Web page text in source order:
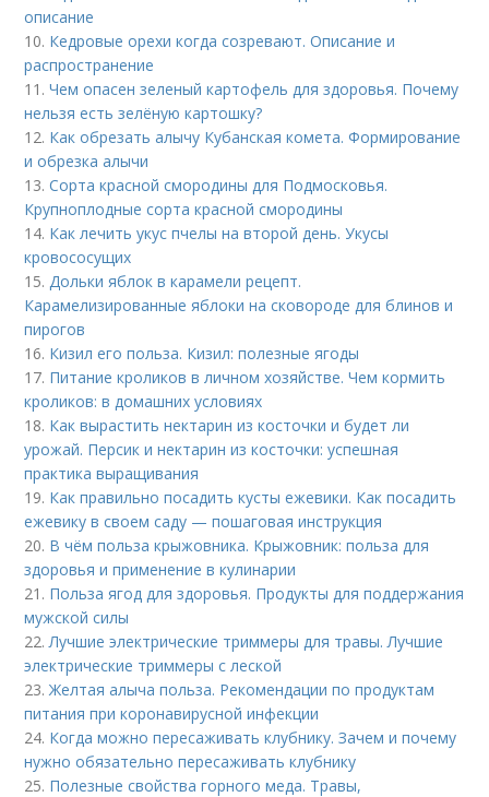
описание
10. Кедровые орехи когда созревают. Описание и
распространение
11.Чем опасен зеленый картофель для здоровья. Почему
нельзя есть зелёную картошку?
12. Как обрезать алычу Кубанская комета. Формирование
и обрезка алычи
13.Сорта красной смородины для Подмосковья.
Крупноплодные сорта красной смородины
14. Как лечить укус пчелы на второй день. Укусы
кровососущих
15. Дольки яблок в карамели рецепт.
Карамелизированные яблоки на сковороде для блинов и
пирогов
16. Кизил его польза. Кизил: полезные ягоды
17. Питание кроликов в личном хозяйстве. Чем кормить
кроликов: в домашних условиях
18. Как вырастить нектарин из косточки и будет ли
урожай. Персик и нектарин из косточки: успешная
практика выращивания
19. Как правильно посадить кусты ежевики. Как посадить
ежевику в своем саду — пошаговая инструкция
20. В чём польза крыжовника. Крыжовник: польза для
здоровья и применение в кулинарии
21. Польза ягод для здоровья. Продукты для поддержания
мужской силы
22. Лучшие электрические триммеры для травы. Лучшие
электрические триммеры с леской
23.Желтая алыча польза. Рекомендации по продуктам
питания при коронавирусной инфекции
24. Когда можно пересаживать клубнику. Зачем и почему
нужно обязательно пересаживать клубнику
25. Полезные свойства горного меда. Травы,